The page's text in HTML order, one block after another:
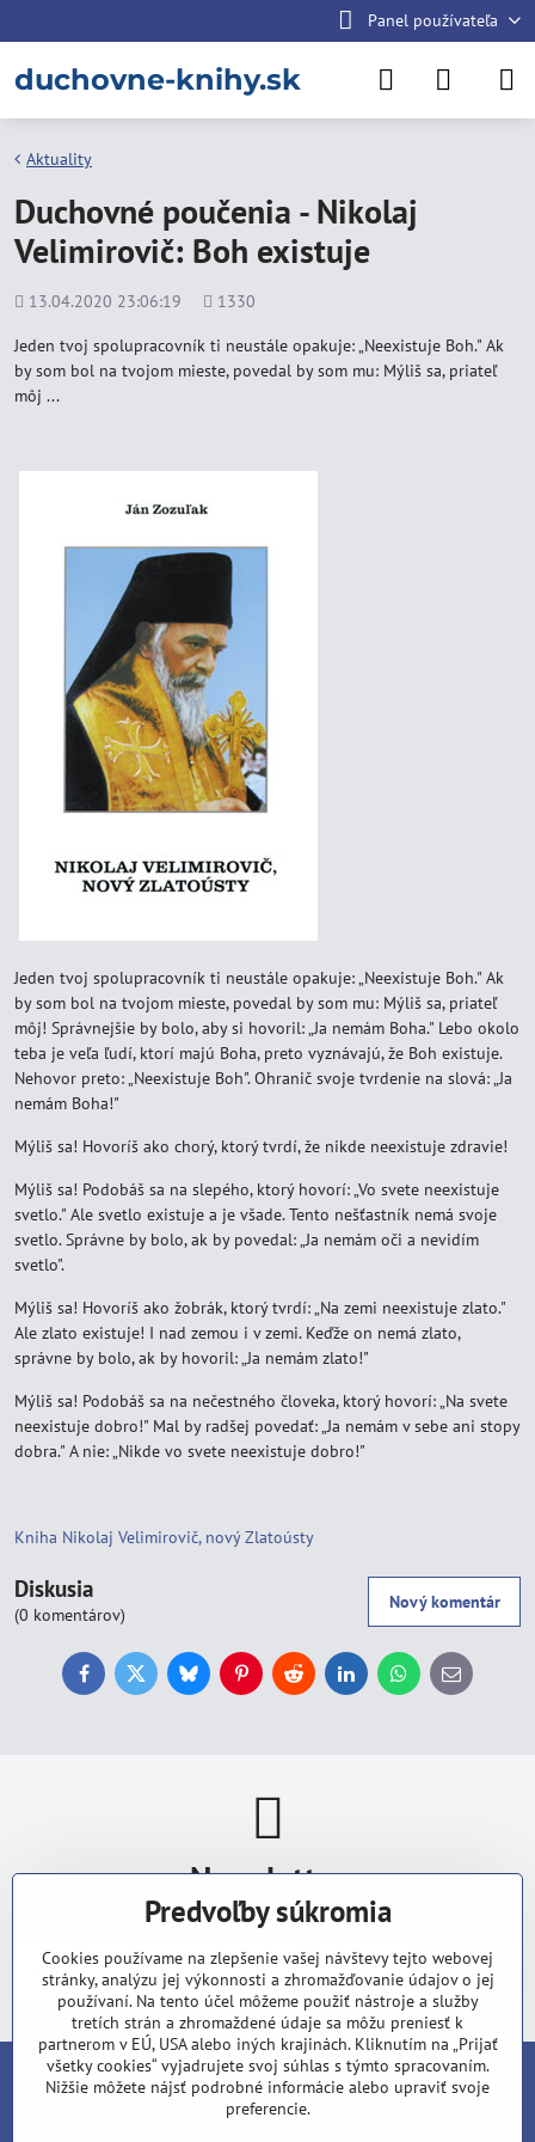
Panel používateľa
duchovne-knihy.sk
Aktuality
Duchovné poučenia - Nikolaj
Velimirovič: Boh existuje
Pridané
13.04.2020 23:06:19
Počet
1330
Jeden tvoj spolupracovník ti neustále opakuje: „Neexistuje Boh." Ak
by som bol na tvojom mieste, povedal by som mu: Mýliš sa, priateľ
môj ...
Jeden tvoj spolupracovník ti neustále opakuje: „Neexistuje Boh." Ak
by som bol na tvojom mieste, povedal by som mu: Mýliš sa, priateľ
môj! Správnejšie by bolo, aby si hovoril: „Ja nemám Boha." Lebo okolo
teba je veľa ľudí, ktorí majú Boha, preto vyznávajú, že Boh existuje.
Nehovor preto: „Neexistuje Boh". Ohranič svoje tvrdenie na slová: „Ja
nemám Boha!"
Mýliš sa! Hovoríš ako chorý, ktorý tvrdí, že nikde neexistuje zdravie!
Mýliš sa! Podobáš sa na slepého, ktorý hovorí: „Vo svete neexistuje
svetlo." Ale svetlo existuje a je všade. Tento nešťastník nemá svoje
svetlo. Správne by bolo, ak by povedal: „Ja nemám oči a nevidím
svetlo".
Mýliš sa! Hovoríš ako žobrák, ktorý tvrdí: „Na zemi neexistuje zlato."
Ale zlato existuje! I nad zemou i v zemi. Keďže on nemá zlato,
správne by bolo, ak by hovoril: „Ja nemám zlato!"
Mýliš sa! Podobáš sa na nečestného človeka, ktorý hovorí: „Na svete
neexistuje dobro!" Mal by radšej povedať: „Ja nemám v sebe ani stopy
dobra." A nie: „Nikde vo svete neexistuje dobro!"
Kniha Nikolaj Velimirovič, nový Zlatoústy
Diskusia
(0 komentárov)
Nový komentár
FacebookTwitterBlueskyPinterestReddit LinkedInWhatsApp
E-
mail
Newsletter
Odoberať naše novinky:
Odoberať
V dobe, keď všade vládne zhon a stres, je načase zastaviť sa a
zamyslieť sa, či žijeme správne. Prinášame Vám knihy, ktoré Vám
Predvoľby súkromia
Cookies používame na zlepšenie vašej návštevy tejto webovej
stránky, analýzu jej výkonnosti a zhromažďovanie údajov o jej
používaní. Na tento účel môžeme použiť nástroje a služby
tretích strán a zhromaždené údaje sa môžu preniesť k
partnerom v EÚ, USA alebo iných krajinách. Kliknutím na „Prijať
všetky cookies“ vyjadrujete svoj súhlas s týmto spracovaním.
Nižšie môžete nájsť podrobné informácie alebo upraviť svoje
preferencie.